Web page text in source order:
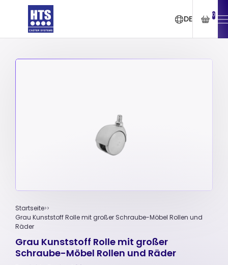
DE 0
Startseite
Grau Kunststoff Rolle mit großer Schraube-Möbel Rollen und
Räder
Grau Kunststoff Rolle mit großer
Schraube-Möbel Rollen und Räder